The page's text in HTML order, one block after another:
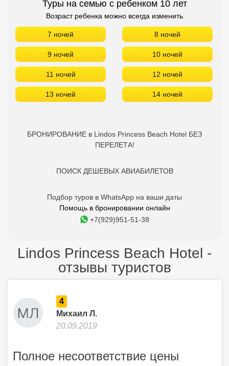
Туры на семью с ребенком 10 лет
Возраст ребенка можно всегда изменить
7 ночей 8 ночей
9 ночей 10 ночей
11 ночей 12 ночей
13 ночей 14 ночей
БРОНИРОВАНИЕ в Lindos Princess Beach Hotel БЕЗ
ПЕРЕЛЕТА!
ПОИСК ДЕШЕВЫХ АВИАБИЛЕТОВ
Подбор туров в WhatsApp на ваши даты
Помощь в бронировании онлайн
+7(929)951-51-38
Lindos Princess Beach Hotel -
отзывы туристов
4
Михаил Л.
20.09.2019
Полное несоответствие цены